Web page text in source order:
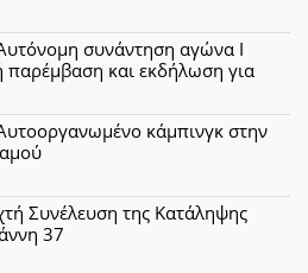
συνάντηση αγώνα Ι
και εκδήλωση για
κάμπινγκ στην
Συνέλευση της Κατάληψης
37